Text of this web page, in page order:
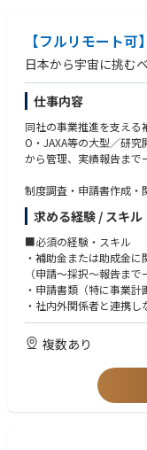
【フルリモート
日本から宇宙に挑む
仕事内容
同社の事業推進を支える
O・JAXA等の大型／研
から管理、実績報告まで
制度調査・申請書作成・
に業務を推進いただくこ
【想定している主な業務】
・各種補助金・助成金の
・申請書類の作成・取
ど）
・社内関係部署との連携
・採択後の進行管理（予
・実績報告書の作成・提出
・関連制度や法令のキ
※管理職ではなく、専門
求める経験 / スキル
■必須の経験・スキル
・補助金または助成金
（申請～採択～報告まで
・申請書類（特に事業
・社内外関係者と連携
・基本的なPCスキル（
■歓迎する経験・スキル
・国・自治体の大型補
（宇宙戦略基金、NEDO
・研究開発系・ものづ
複数あり